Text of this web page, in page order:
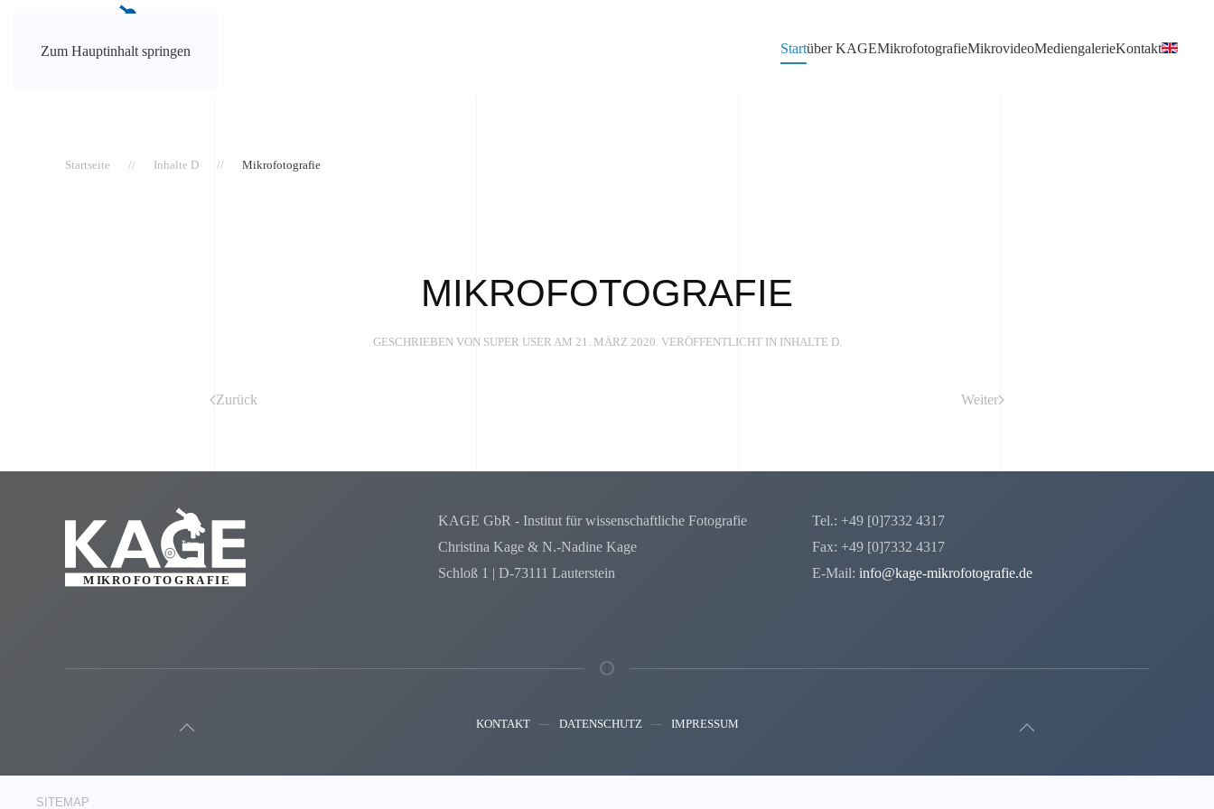
Zum Hauptinhalt springen Startüber KAGEMikrofotografieMikrovideoMediengalerieKontakt
Startseite Inhalte D Mikrofotografie
MIKROFOTOGRAFIE
GESCHRIEBEN VON SUPER USER AM 21. MÄRZ 2020. VERÖFFENTLICHT IN INHALTE D.
Zurück Weiter
KAGE GbR - Institut für wissenschaftliche Fotografie
Christina Kage & N.-Nadine Kage
Schloß 1 | D-73111 Lauterstein
Tel.: +49 [0]7332 4317
Fax: +49 [0]7332 4317
E-Mail: info@kage-mikrofotografie.de
KONTAKT DATENSCHUTZ IMPRESSUM
SITEMAP